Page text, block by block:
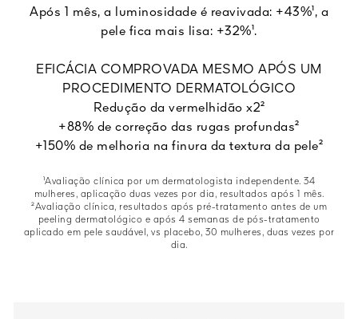
Após 1 mês, a luminosidade é reavivada: +43%¹, a
pele fica mais lisa: +32%¹.
EFICÁCIA COMPROVADA MESMO APÓS UM
PROCEDIMENTO DERMATOLÓGICO
Redução da vermelhidão x2²
+88% de correção das rugas profundas²
+150% de melhoria na finura da textura da pele²
¹Avaliação clínica por um dermatologista independente. 34
mulheres, aplicação duas vezes por dia, resultados após 1 mês.
²Avaliação clínica, resultados após pré-tratamento antes de um
peeling dermatológico e após 4 semanas de pós-tratamento
aplicado em pele saudável, vs placebo, 30 mulheres, duas vezes por
dia.